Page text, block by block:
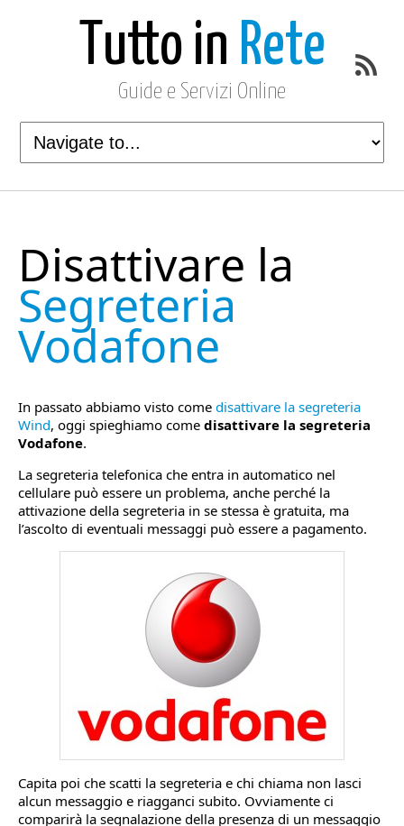
Tutto in Rete
Guide e Servizi Online
Disattivare la
Segreteria
Vodafone
In passato abbiamo visto come disattivare la segreteria
Wind, oggi spieghiamo come disattivare la segreteria
Vodafone.
La segreteria telefonica che entra in automatico nel
cellulare può essere un problema, anche perché la
attivazione della segreteria in se stessa è gratuita, ma
l’ascolto di eventuali messaggi può essere a pagamento.
Capita poi che scatti la segreteria e chi chiama non lasci
alcun messaggio e riagganci subito. Ovviamente ci
comparirà la segnalazione della presenza di un messaggio